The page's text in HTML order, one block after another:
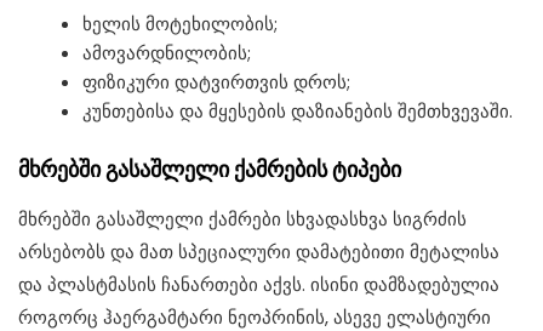
ხელის მოტეხილობის;
ამოვარდნილობის;
ფიზიკური დატვირთვის დროს;
კუნთებისა და მყესების დაზიანების შემთხვევაში.
მხრებში გასაშლელი ქამრების ტიპები
მხრებში გასაშლელი ქამრები სხვადასხვა სიგრძის
არსებობს და მათ სპეციალური დამატებითი მეტალისა
და პლასტმასის ჩანართები აქვს. ისინი დამზადებულია
როგორც ჰაერგამტარი ნეოპრინის, ასევე ელასტიური